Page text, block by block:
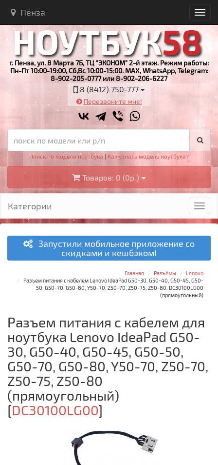
Пенза
г. Пенза, ул. 8 Марта 7Б, ТЦ "ЭКОНОМ" 2-й этаж. Режим работы:
Пн-Пт 10:00-19:00, Сб,Вс 10:00-15:00. MAX, WhatsApp, Telegram:
8-902-205-0777 или 8-902-206-6227
8 (8412) 750-777
Перезвоните мне!
Поиск по модели ноутбука | Как узнать модель ноутбука?
Товаров: 0 (0р.)
Категории
Запустили мобильное приложение со
скидками и кешбэком!
Главная Разъёмы
Lenovo
Разъем питания с кабелем Lenovo IdeaPad G50-30, G50-40, G50-45, G50-
50, G50-70, G50-80, Y50-70, Z50-70, Z50-75, Z50-80, DC30100LG00
(прямоугольный)
Разъем питания с кабелем для
ноутбука Lenovo IdeaPad G50-
30, G50-40, G50-45, G50-50,
G50-70, G50-80, Y50-70, Z50-70,
Z50-75, Z50-80
(прямоугольный)
[DC30100LG00]